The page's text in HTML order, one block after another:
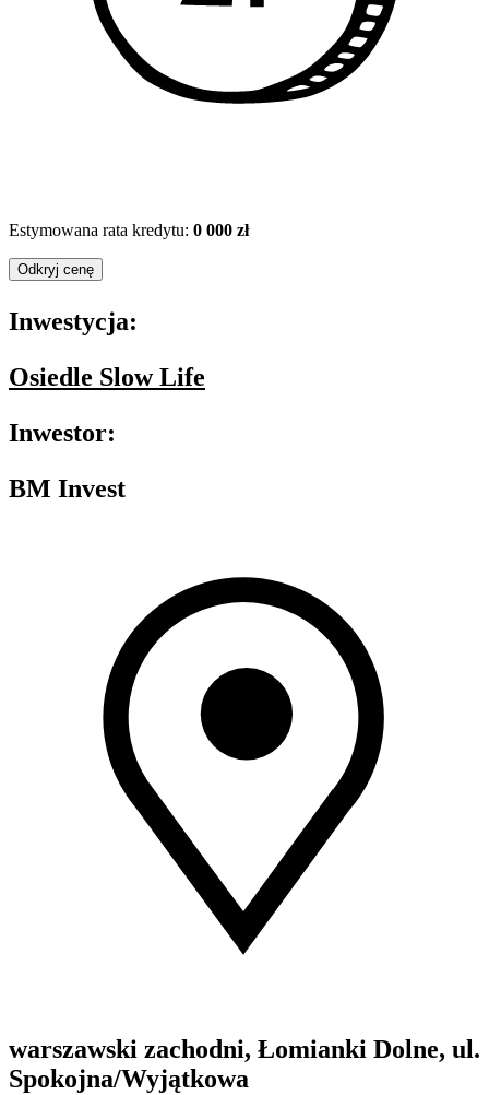
Estymowana rata kredytu: 0 000 zł
Odkryj cenę
Inwestycja:
Osiedle Slow Life
Inwestor:
BM Invest
warszawski zachodni, Łomianki Dolne, ul.
Spokojna/Wyjątkowa